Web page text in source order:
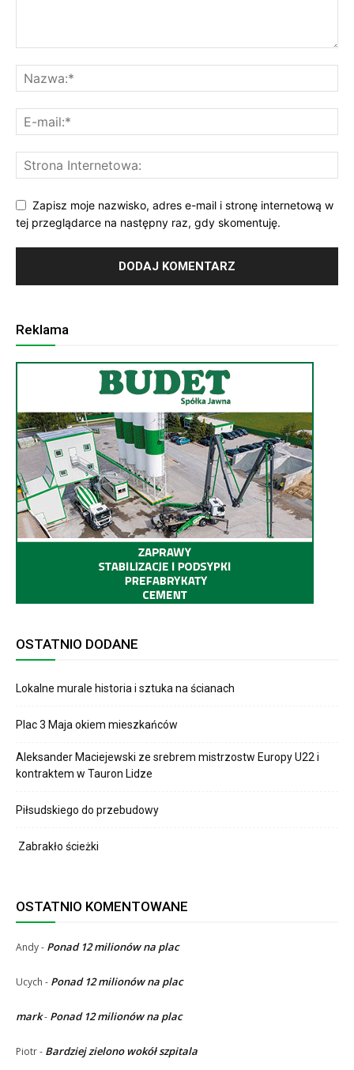
Zapisz moje nazwisko, adres e-mail i stronę internetową w
tej przeglądarce na następny raz, gdy skomentuję.
Reklama
OSTATNIO DODANE
Lokalne murale historia i sztuka na ścianach
Plac 3 Maja okiem mieszkańców
Aleksander Maciejewski ze srebrem mistrzostw Europy U22 i
kontraktem w Tauron Lidze
Piłsudskiego do przebudowy
Zabrakło ścieżki
OSTATNIO KOMENTOWANE
Andy- Ponad 12 milionów na plac
Ucych - Ponad 12 milionów na plac
mark- Ponad 12 milionów na plac
Piotr- Bardziej zielono wokół szpitala